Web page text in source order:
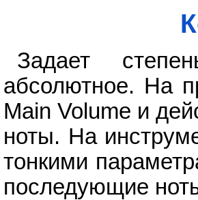
Задает
абсолютное. На
Main Volume и
ноты. На
тонкими
последующие